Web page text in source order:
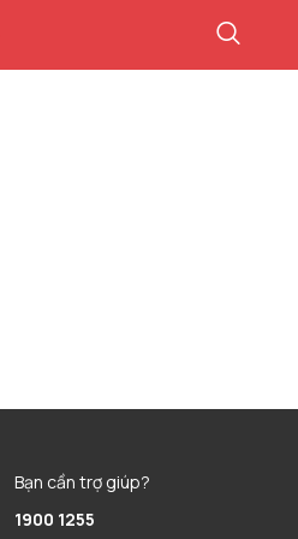
Bạn cần trợ giúp?
1900 1255